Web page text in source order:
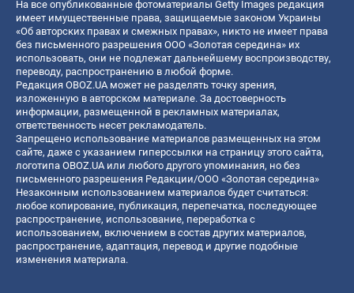
На все опубликованные фотоматериалы Getty Images редакция
имеет имущественные права, защищаемые законом Украины
«Об авторских правах и смежных правах», никто не имеет права
без письменного разрешения ООО «Золотая середина» их
использовать, они не подлежат дальнейшему воспроизводству,
переводу, распространению в любой форме.
Редакция OBOZ.UA может не разделять точку зрения,
изложенную в авторском материале. За достоверность
информации, размещенной в рекламных материалах,
ответственность несет рекламодатель.
Запрещено использование материалов размещенных на этом
сайте, даже с указанием гиперссылки на страницу этого сайта,
логотипа OBOZ.UA или любого другого упоминания, но без
письменного разрешения Редакции/ООО «Золотая середина»
Незаконным использованием материалов будет считаться:
любое копирование, публикация, перепечатка, последующее
распространение, использование, переработка с
использованием, включением в состав других материалов,
распространение, адаптация, перевод и другие подобные
изменения материала.